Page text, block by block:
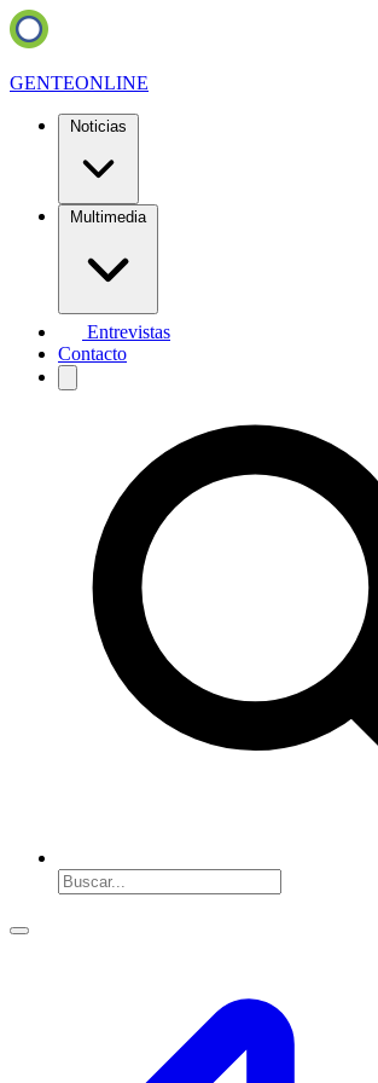
GENTEONLINE
Noticias
Multimedia
Entrevistas
Contacto